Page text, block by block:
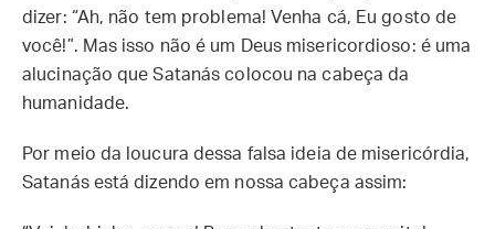
dizer: “Ah, não tem problema! Venha cá, Eu gosto de
você!”. Mas isso não é um Deus misericordioso: é uma
alucinação que Satanás colocou na cabeça da
humanidade.
Por meio da loucura dessa falsa ideia de misericórdia,
Satanás está dizendo em nossa cabeça assim: